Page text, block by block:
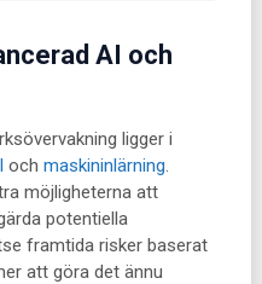
AI och
ligger i
och maskininlärning.
möjligheterna att
potentiella
framtida risker baserat
att göra det ännu